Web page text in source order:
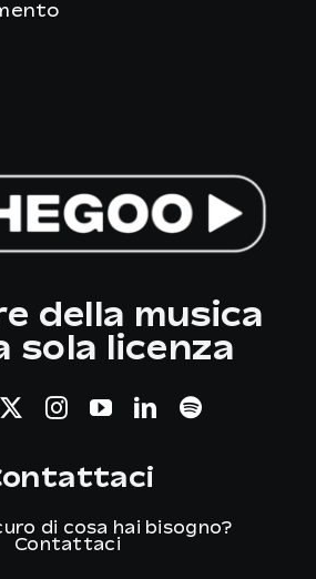
della musica
sola licenza
di cosa hai bisogno?
Contattaci